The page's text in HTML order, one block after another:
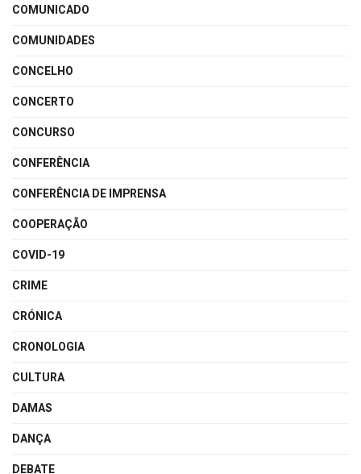
COMUNICADO
COMUNIDADES
CONCELHO
CONCERTO
CONCURSO
CONFERÊNCIA
CONFERÊNCIA DE IMPRENSA
COOPERAÇÃO
COVID-19
CRIME
CRÓNICA
CRONOLOGIA
CULTURA
DAMAS
DANÇA
DEBATE